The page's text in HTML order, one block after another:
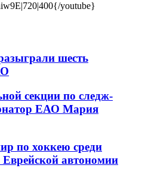
youtube}
шесть
секции по следж-
ЕАО Мария
по хоккею среди
автономии